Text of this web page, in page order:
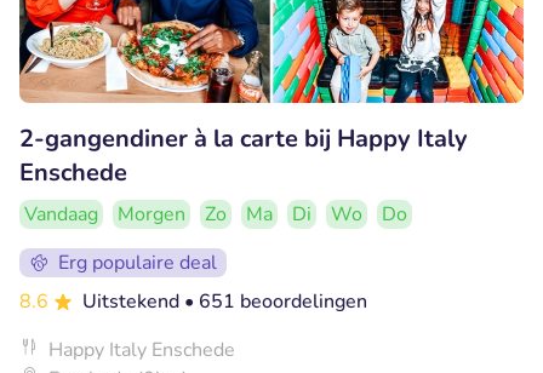
2-gangendiner à la carte bij Happy Italy
Enschede
Vandaag Morgen Zo Ma Di Wo
Do
Erg populaire deal
8.6
Uitstekend • 651 beoordelingen
Happy Italy Enschede